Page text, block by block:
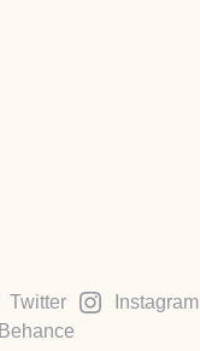
Twitter Instagram
Behance